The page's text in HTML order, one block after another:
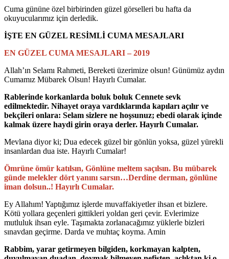
Cuma gününe özel birbirinden güzel görselleri bu hafta da
okuyucularımız için derledik.
İŞTE EN GÜZEL RESİMLİ CUMA MESAJLARI
EN GÜZEL CUMA MESAJLARI – 2019
Allah’ın Selamı Rahmeti, Bereketi üzerimize olsun! Günümüz aydın
Cumamız Mübarek Olsun! Hayırlı Cumalar.
Rablerinde korkanlarda boluk boluk Cennete sevk
edilmektedir. Nihayet oraya vardıklarında kapıları açılır ve
bekçileri onlara: Selam sizlere ne hoşsunuz; ebedi olarak içinde
kalmak üzere haydi girin oraya derler. Hayırlı Cumalar.
Mevlana diyor ki; Dua edecek güzel bir gönlün yoksa, güzel yürekli
insanlardan dua iste. Hayırlı Cumalar!
Ömrüne ömür katılsın, Gönlüne meltem saçılsın. Bu mübarek
günde melekler dört yanını sarsın…Derdine derman, gönlüne
iman dolsun..! Hayırlı Cumalar.
Ey Allahım! Yaptığımız işlerde muvaffakiyetler ihsan et bizlere.
Kötü yollara geçenleri gittikleri yoldan geri çevir. Evlerimize
mutluluk ihsan eyle. Taşımakta zorlanacağımız yüklerle bizleri
sınavdan geçirme. Darda ve muhtaç koyma. Amin
Rabbim, yarar getirmeyen bilgiden, korkmayan kalpten,